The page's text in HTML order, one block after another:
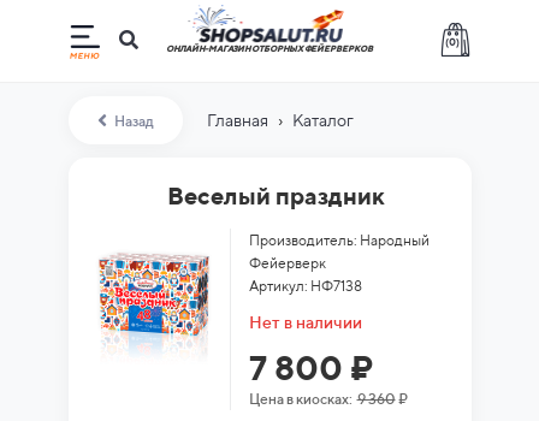
(0)
ОНЛАЙН-МАГАЗИН ОТБОРНЫХ ФЕЙЕРВЕРКОВ
Назад Главная › Каталог
Веселый праздник
Производитель: Народный
Фейерверк
Артикул: НФ7138
Нет в наличии
7 800 ₽
Цена в киосках:9 360₽